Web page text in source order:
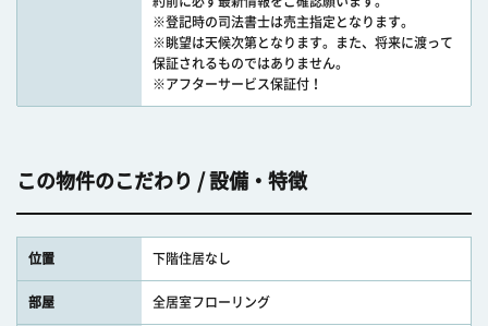
※登記時の司法書士は売主指定となります。
※眺望は天候次第となります。また、将来に渡って
保証されるものではありません。
※アフターサービス保証付！
この物件のこだわり / 設備・特徴
位置 下階住居なし
部屋 全居室フローリング